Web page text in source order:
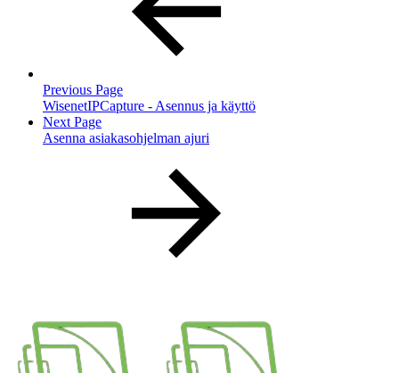
Previous Page
WisenetIPCapture - Asennus ja käyttö
Next Page
Asenna asiakasohjelman ajuri